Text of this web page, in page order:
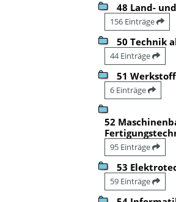
48 Land-
156 Einträge
50 Technik
44 Einträge
51
6 Einträge
52
95 Einträge
53
59 Einträge